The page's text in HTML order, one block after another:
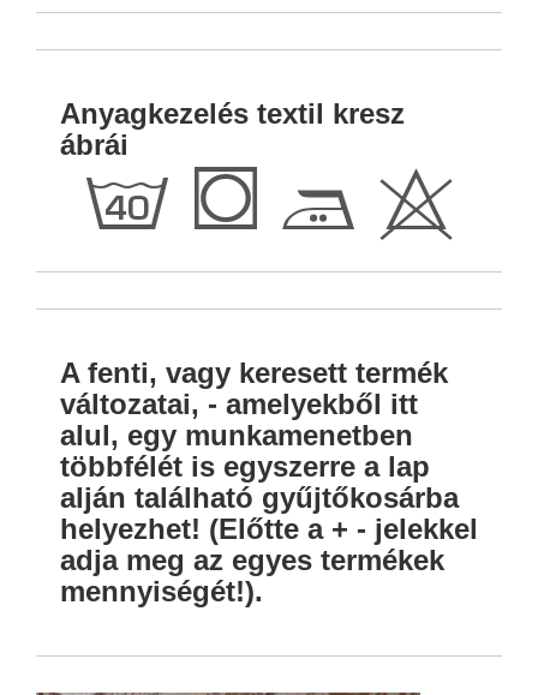
Anyagkezelés textil kresz
ábrái
h Q E H
A fenti, vagy keresett termék
változatai, - amelyekből itt
alul, egy munkamenetben
többfélét is egyszerre a lap
alján található gyűjtőkosárba
helyezhet! (Előtte a + - jelekkel
adja meg az egyes termékek
mennyiségét!).